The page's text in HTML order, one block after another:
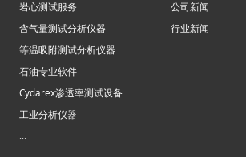
岩心测试服务
含气量测试分析仪器
等温吸附测试分析仪器
石油专业软件
Cydarex渗透率测试设备
工业分析仪器
...
公司新闻
行业新闻